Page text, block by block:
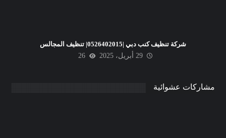
شركة تنظيف كنب دبي |0526402015| تنظيف المجالس
29 أبريل، 2025
26
مشاركات عشوائية